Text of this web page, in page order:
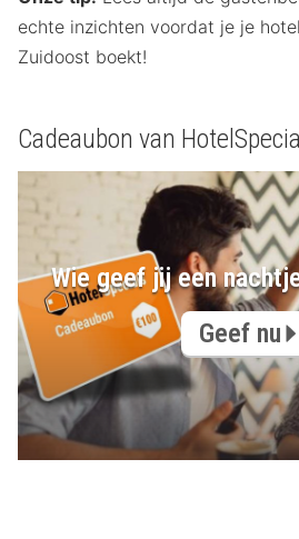
echte inzichten voordat je je
Zuidoost boekt!
Cadeaubon van
Wie geef jij een
Geef nu